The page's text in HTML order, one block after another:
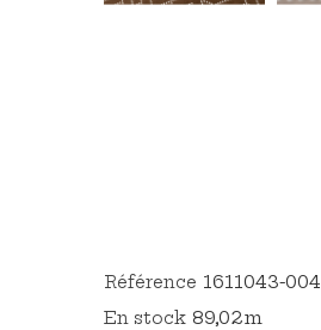
Référence 1611043-004
En stock 89,02m